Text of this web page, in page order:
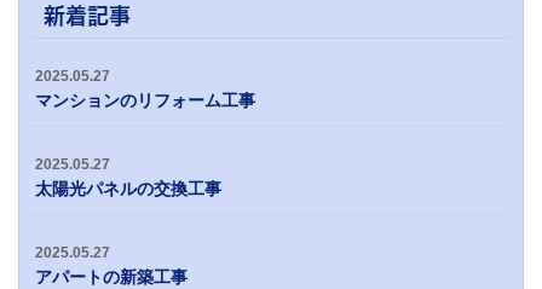
新着記事
2025.05.27
マンションのリフォーム工事
2025.05.27
太陽光パネルの交換工事
2025.05.27
アパートの新築工事